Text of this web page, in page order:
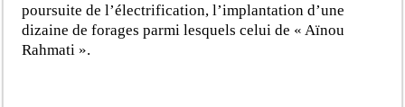
poursuite de l’électrification, l’implantation d’une
dizaine de forages parmi lesquels celui de « Aïnou
Rahmati ».